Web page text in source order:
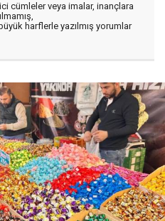
cümleler veya imalar, inançlara
harflerle yazılmış yorumlar